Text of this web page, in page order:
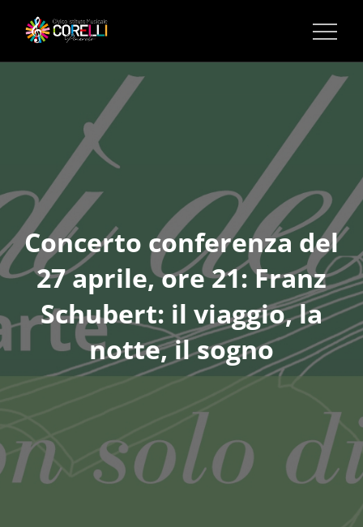
Concerto conferenza del
27 aprile, ore 21: Franz
Schubert: il viaggio, la
notte, il sogno